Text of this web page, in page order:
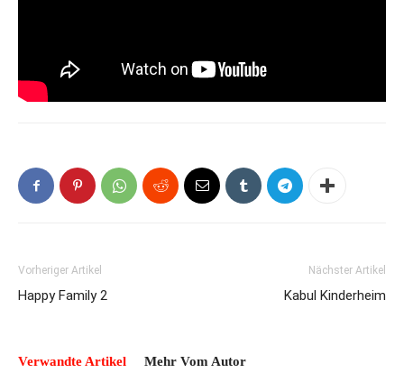
Vorheriger Artikel
Happy Family 2
Nächster Artikel
Kabul Kinderheim
Verwandte Artikel Mehr Vom Autor